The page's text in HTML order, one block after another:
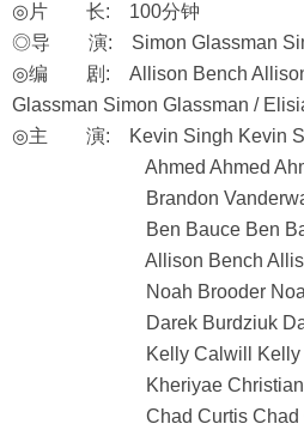
◎片 长: 100分钟
◎导 演: Simon Glassman
◎编 剧: Allison Bench Allison
Glassman Simon Glassman /
◎主 演: Kevin Singh Kevin
Ahmed Ahmed
Brandon Vanderwall
Ben Bauce Ben
Allison Bench Allison
Noah Brooder Noah
Darek Burdziuk Darek
Kelly Calwill Kelly
Kheriyae Christian
Chad Curtis Chad